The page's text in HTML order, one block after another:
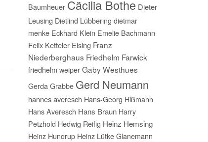
Baumheuer Cäcilia Bothe Dieter
Leusing Dietlind Lübbering dietmar
menke Eckhard Klein Emelie Bachmann
Felix Ketteler-Eising Franz
Niederberghaus Friedhelm Farwick
friedhelm weiper Gaby Westhues
Gerda Grabbe Gerd Neumann
hannes averesch Hans-Georg Hißmann
Hans Averesch Hans Braun Harry
Petzhold Hedwig Reifig Heinz Hemsing
Heinz Hundrup Heinz Lütke Glanemann